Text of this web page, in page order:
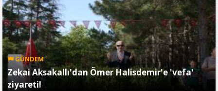
GÜNDEM
Zekai Aksakallı'dan Ömer Halisdemir'e 'vefa'
ziyareti!